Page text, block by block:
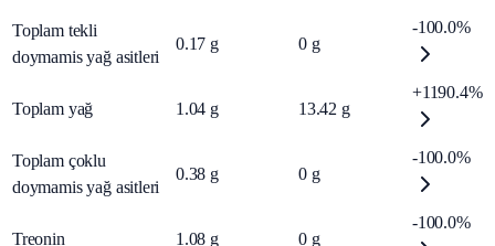
Toplam tekli
doymamis yağ asitleri
0.17 g 0 g
-100.0%
Toplam yağ 1.04 g 13.42 g
+1190.4%
Toplam çoklu
doymamis yağ asitleri
0.38 g 0 g
-100.0%
Treonin 1.08 g 0 g
-100.0%